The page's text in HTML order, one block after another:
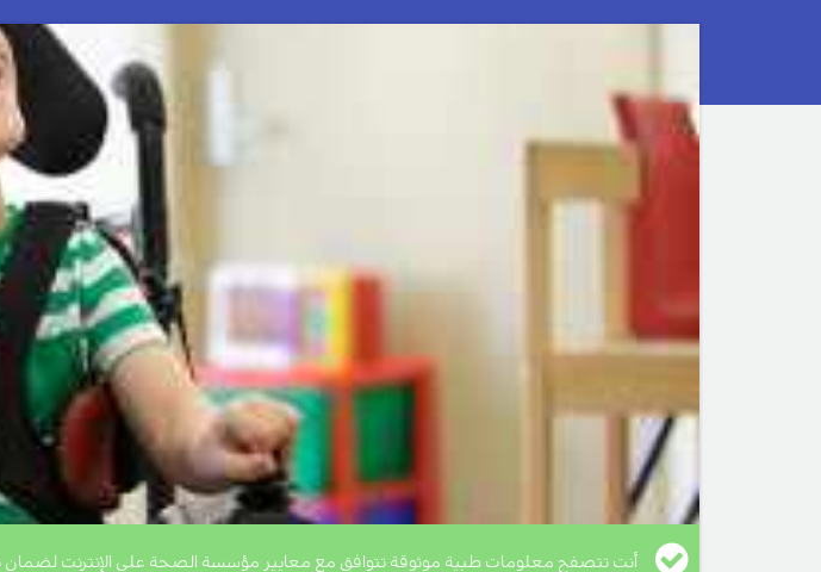
أنت تتصفح معلومات طبية موثوقة تتوافق مع معايير مؤسسة الصحة على الإنترنت